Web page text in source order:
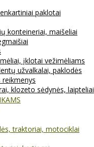
paklotai
konteineriai, maišeliai
įklotai vežimėliams
užvalkalai, paklodės
reikmenys
klozeto sėdynės, laipteliai
traktoriai, motociklai